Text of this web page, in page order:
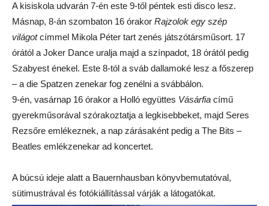
A kisiskola udvarán 7-én este 9-től péntek esti disco lesz.
Másnap, 8-án szombaton 16 órakor Rajzolok egy szép
világotcímmel Mikola Péter tart zenés játszótársműsort. 17
órától a Joker Dance uralja majd a színpadot, 18 órától pedig
Szabyest énekel. Este 8-tól a sváb dallamoké lesz a főszerep
– a die Spatzen zenekar fog zenélni a svábbálon.
9-én, vasárnap 16 órakor a Holló együttes Vásárfia című
gyerekműsorával szórakoztatja a legkisebbeket, majd Seres
Rezsőre emlékeznek, a nap zárásaként pedig a The Bits –
Beatles emlékzenekar ad koncertet.
A búcsú ideje alatt a Bauernhausban könyvbemutatóval,
sütimustrával és fotókiállítással várják a látogatókat.